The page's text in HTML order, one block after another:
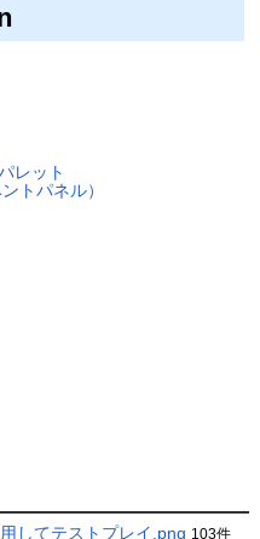
レット
トパネル）
してテストプレイ.png 103件